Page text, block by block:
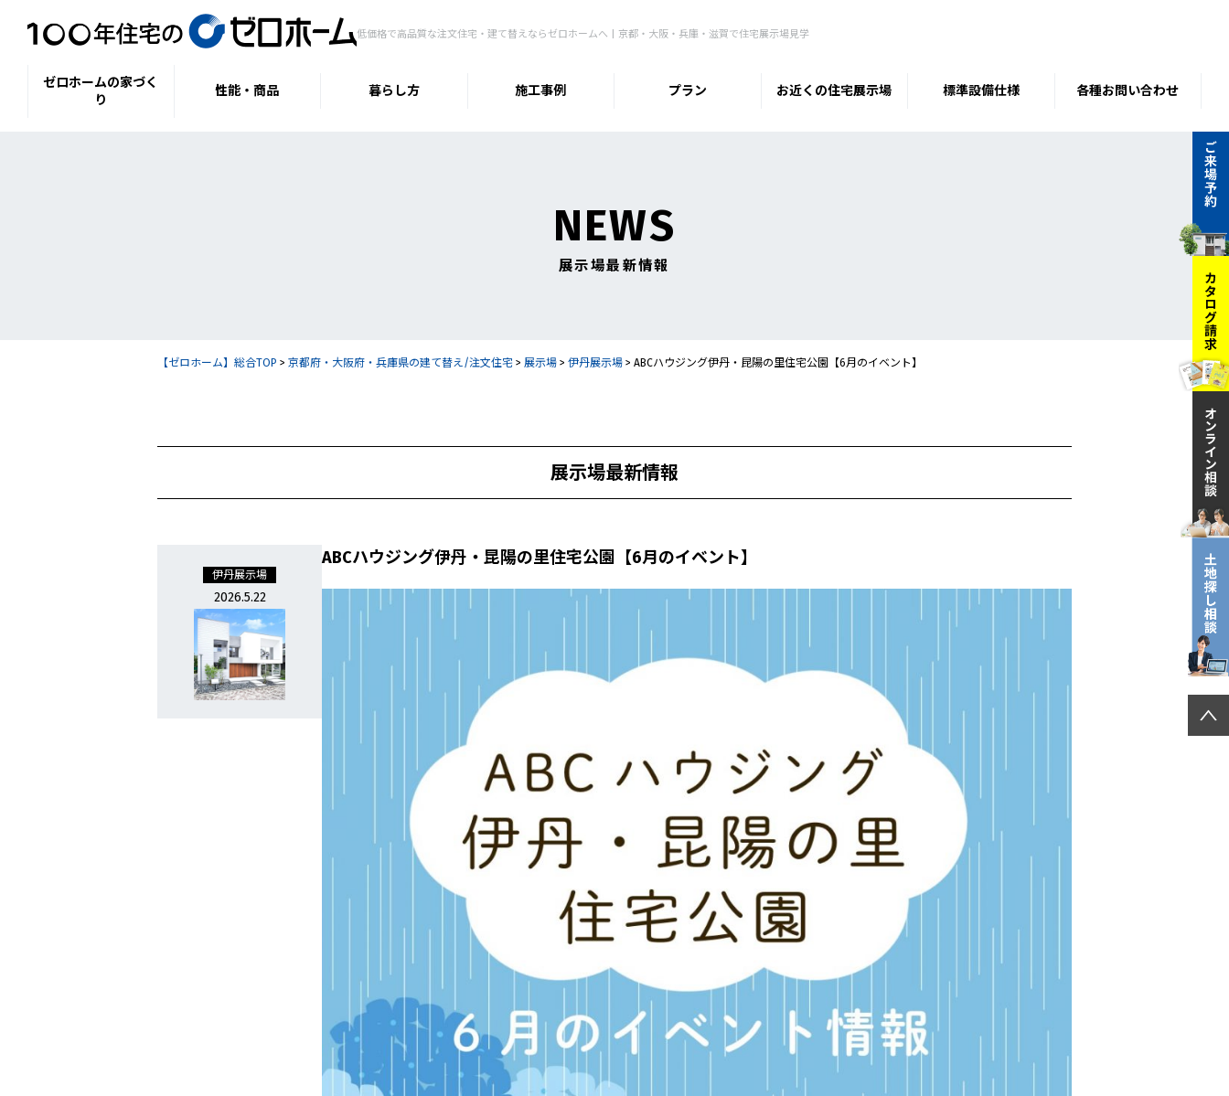
低価格で高品質な注文住宅・建て替えならゼロホームへ | 京都・大阪・兵庫・滋賀で住宅展示場見学
ゼロホームの家づく
り
性能・商品 暮らし方 施工事例 プラン お近くの住宅展示場 標準設備仕様 各種お問い合わせ
NEWS
展示場最新情報
【ゼロホーム】総合TOP > 京都府・大阪府・兵庫県の建て替え/注文住宅 > 展示場 > 伊丹展示場 > ABCハウジング伊丹・昆陽の里住宅公園【6月のイベント】
展示場最新情報
伊丹展示場
2026.5.22
ABCハウジング伊丹・昆陽の里住宅公園【6月のイベント】